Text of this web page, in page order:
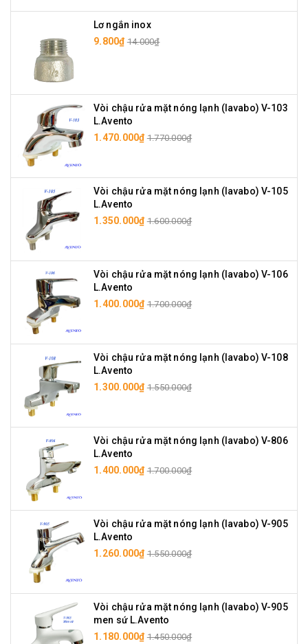
Lơ ngắn inox
9.800₫ 14.000₫
Vòi chậu rửa mặt nóng lạnh (lavabo) V-103
L.Avento
1.470.000₫ 1.770.000₫
Vòi chậu rửa mặt nóng lạnh (lavabo) V-105
L.Avento
1.350.000₫ 1.600.000₫
Vòi chậu rửa mặt nóng lạnh (lavabo) V-106
L.Avento
1.400.000₫ 1.700.000₫
Vòi chậu rửa mặt nóng lạnh (lavabo) V-108
L.Avento
1.300.000₫ 1.550.000₫
Vòi chậu rửa mặt nóng lạnh (lavabo) V-806
L.Avento
1.400.000₫ 1.700.000₫
Vòi chậu rửa mặt nóng lạnh (lavabo) V-905
L.Avento
1.260.000₫ 1.550.000₫
Vòi chậu rửa mặt nóng lạnh (lavabo) V-905
men sứ L.Avento
1.180.000₫ 1.450.000₫